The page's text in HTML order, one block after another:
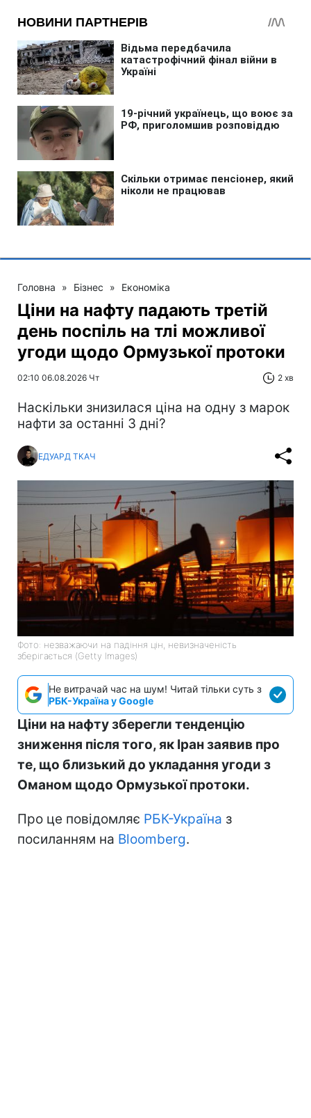
Головна » Бізнес » Економіка
Ціни на нафту падають третій
день поспіль на тлі можливої
угоди щодо Ормузької протоки
02:10 06.08.2026 Чт 2 хв
Наскільки знизилася ціна на одну з марок
нафти за останні 3 дні?
ЕДУАРД ТКАЧ
Фото: незважаючи на падіння цін, невизначеність
зберігається (Getty Images)
Не витрачай час на шум! Читай тільки суть з
РБК-Україна у Google
Ціни на нафту зберегли тенденцію
зниження після того, як Іран заявив про
те, що близький до укладання угоди з
Оманом щодо Ормузької протоки.
Про це повідомляє РБК-Україна з
посиланням на Bloomberg.